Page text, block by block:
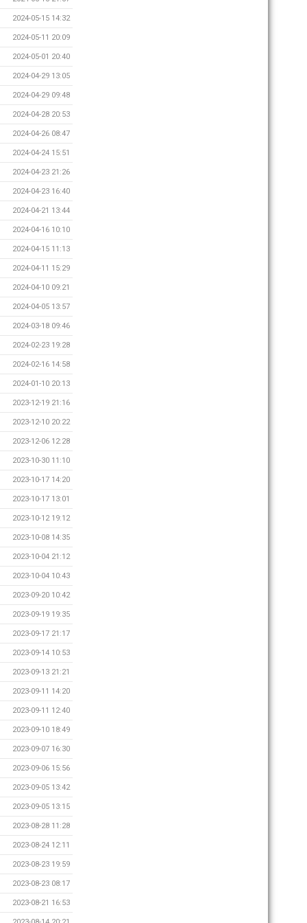
2024-05-15 14:32
2024-05-11 20:09
2024-05-01 20:40
2024-04-29 13:05
2024-04-29 09:48
2024-04-28 20:53
2024-04-26 08:47
2024-04-24 15:51
2024-04-23 21:26
2024-04-23 16:40
2024-04-21 13:44
2024-04-16 10:10
2024-04-15 11:13
2024-04-11 15:29
2024-04-10 09:21
2024-04-05 13:57
2024-03-18 09:46
2024-02-23 19:28
2024-02-16 14:58
2024-01-10 20:13
2023-12-19 21:16
2023-12-10 20:22
2023-12-06 12:28
2023-10-30 11:10
2023-10-17 14:20
2023-10-17 13:01
2023-10-12 19:12
2023-10-08 14:35
2023-10-04 21:12
2023-10-04 10:43
2023-09-20 10:42
2023-09-19 19:35
2023-09-17 21:17
2023-09-14 10:53
2023-09-13 21:21
2023-09-11 14:20
2023-09-11 12:40
2023-09-10 18:49
2023-09-07 16:30
2023-09-06 15:56
2023-09-05 13:42
2023-09-05 13:15
2023-08-28 11:28
2023-08-24 12:11
2023-08-23 19:59
2023-08-23 08:17
2023-08-21 16:53